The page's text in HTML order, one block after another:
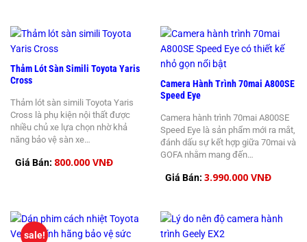
Thảm Lót Sàn Simili Toyota Yaris
Cross
Thảm lót sàn simili Toyota Yaris
Cross là phụ kiện nội thất được
nhiều chủ xe lựa chọn nhờ khả
năng bảo vệ sàn xe…
Giá Bán: 800.000 VNĐ
Camera Hành Trình 70mai A800SE
Speed Eye
Camera hành trình 70mai A800SE
Speed Eye là sản phẩm mới ra mắt,
đánh dấu sự kết hợp giữa 70mai và
GOFA nhằm mang đến…
Giá Bán: 3.990.000 VNĐ
sale!